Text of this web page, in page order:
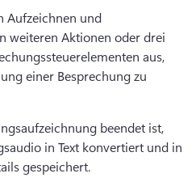
Aufzeichnen und
weiteren Aktionen oder drei
aus,
einer Besprechung zu
beendet ist,
in Text konvertiert und in
gespeichert.